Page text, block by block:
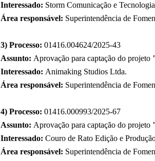
Interessado: Storm Comunicação e
Área responsável: Superintendência de
3) Processo: 01416.004624/2025-43
Assunto: Aprovação para captação do projeto
Interessado: Animaking Studios Ltda.
Área responsável: Superintendência de
4) Processo: 01416.000993/2025-67
Assunto: Aprovação para captação do projeto
Interessado: Couro de Rato Edição e
Área responsável: Superintendência de